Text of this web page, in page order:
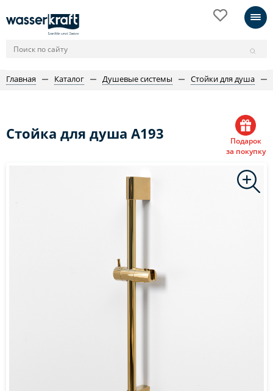
Главная Каталог Душевые системы Стойки для душа
Стойка для душа A193
Подарок
за покупку